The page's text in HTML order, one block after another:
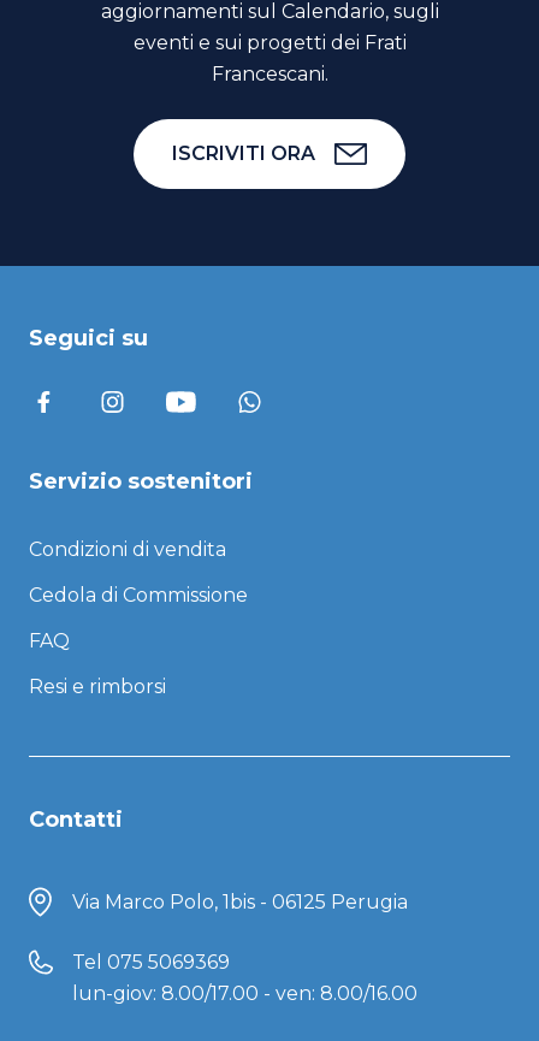
aggiornamenti sul Calendario, sugli
eventi e sui progetti dei Frati
Francescani.
ISCRIVITI ORA
Seguici su
Servizio sostenitori
Condizioni di vendita
Cedola di Commissione
FAQ
Resi e rimborsi
Contatti
Via Marco Polo, 1bis - 06125 Perugia
Tel 075 5069369
lun-giov: 8.00/17.00 - ven: 8.00/16.00